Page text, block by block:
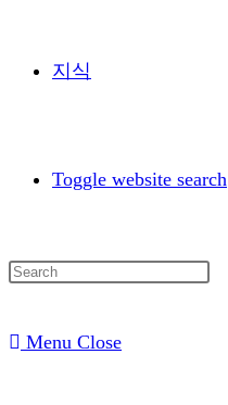
지식
Toggle website search
Menu Close